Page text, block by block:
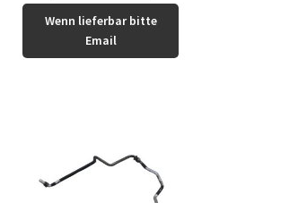
Wenn lieferbar bitte
Email